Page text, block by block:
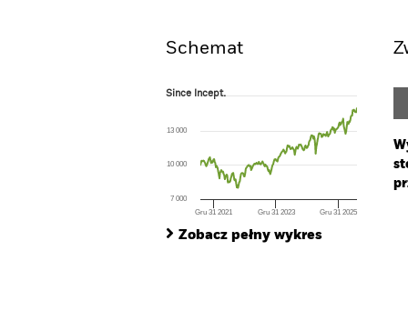
Schemat
Since Incept.
The chart has 1 X axis displaying Time.
The chart has 1 Y axis displaying values.
Since Incept.
Gru 31 2021 Gru 31 2023 Gru 31 2025
7 000
10 000
13 000
Zobacz pełny wykres